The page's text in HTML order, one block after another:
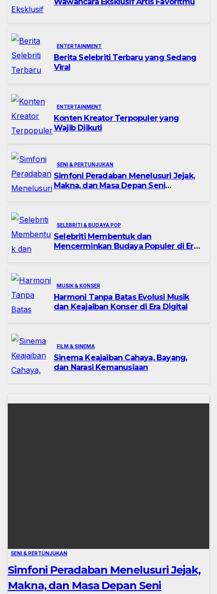
Wawancara Eksklusif Artis Favoritmu
ENTERTAINMENT
Berita Selebriti Terbaru yang Sedang
Viral
ENTERTAINMENT
Konten Kreator Terpopuler yang
Wajib Diikuti
SENI & PERTUNJUKAN
Simfoni Peradaban Menelusuri Jejak,
Makna, dan Masa Depan Seni
SELEBRITI & BUDAYA POP
Selebriti Membentuk dan
Mencerminkan Budaya Populer di Era
MUSIK & KONSER
Harmoni Tanpa Batas Evolusi Musik
dan Keajaiban Konser di Era Digital
FILM & SINEMA
Sinema Keajaiban Cahaya, Bayang,
dan Narasi Kemanusiaan
SENI & PERTUNJUKAN
Simfoni Peradaban Menelusuri Jejak,
Makna, dan Masa Depan Seni